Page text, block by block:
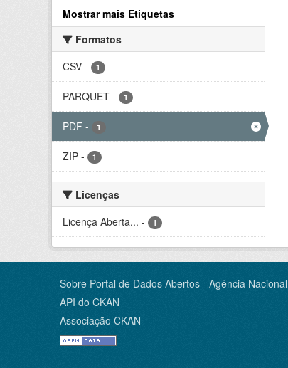
Mostrar mais Etiquetas
Formatos
CSV - 1
PARQUET - 1
PDF - 1
ZIP - 1
Licenças
Licença Aberta... - 1
Sobre Portal de Dados Abertos - Agência
API do CKAN
Associação CKAN